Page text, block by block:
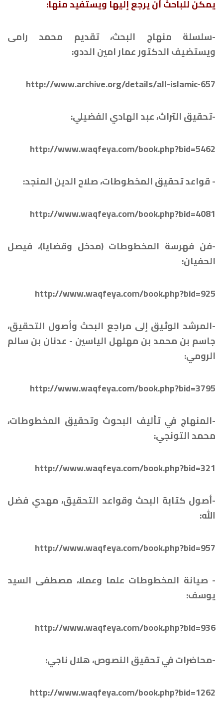
يمكن للباحث أن يرجع إليها ويستفيد منها:
-سلسلة منهاج البحث، تقديم محمد رامى
ويستضيف الدكتور عمار امين الددو:
http://www.archive.org/details/all-islamic-657
-تحقيق التراث، عبد الهادي الفضيلي:
http://www.waqfeya.com/book.php?bid=5462
- قواعد تحقيق المخطوطات، صلاح الدين المنجد:
http://www.waqfeya.com/book.php?bid=4081
-فن فهرسة المخطوطات (مدخل وقضايا)، فيصل
الحفيان:
http://www.waqfeya.com/book.php?bid=925
-المرشد الوثيق إلى مراجع البحث وأصول التحقيق،
جاسم بن محمد بن مهلهل الياسين - عدنان بن سالم
الرومي:
http://www.waqfeya.com/book.php?bid=3795
-المنهاج في تأليف البحوث وتحقيق المخطوطات،
محمد التونجي:
http://www.waqfeya.com/book.php?bid=321
-أصول كتابة البحث وقواعد التحقيق، مهدي فضل
الله:
http://www.waqfeya.com/book.php?bid=957
- صيانة المخطوطات علما وعملا، مصطفى السيد
يوسف:
http://www.waqfeya.com/book.php?bid=936
-محاضرات في تحقيق النصوص، هلال ناجي:
http://www.waqfeya.com/book.php?bid=1262